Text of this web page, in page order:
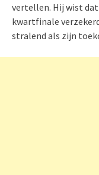
vertellen. Hij wist dat
kwartfinale
stralend als zijn